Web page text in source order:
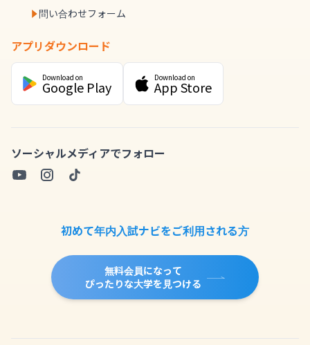
問い合わせフォーム
アプリダウンロード
Download on
Google Play
Download on
App Store
ソーシャルメディアでフォロー
初めて年内入試ナビをご利用される方
無料会員になって
ぴったりな大学を見つける